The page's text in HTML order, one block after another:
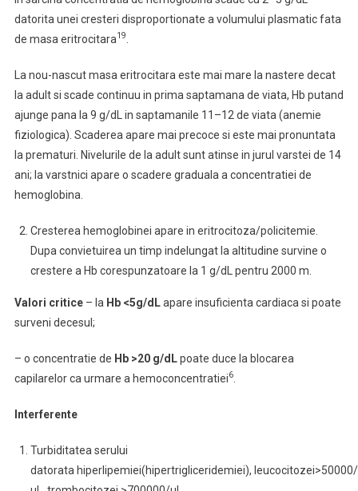
datorita unei cresteri disproportionate a volumului plasmatic fata
de masa eritrocitara19
La nou-nascut masa eritrocitara este mai mare la nastere decat
la adult si scade continuu in prima saptamana de viata, Hb putand
ajunge pana la 9 g/dL in saptamanile 11–12 de viata (anemie
fiziologica). Scaderea apare mai precoce si este mai pronuntata
la prematuri. Nivelurile de la adult sunt atinse in jurul varstei de 14
ani; la varstnici apare o scadere graduala a concentratiei de
hemoglobina.
Cresterea hemoglobinei apare in eritrocitoza/policitemie.
Dupa convietuirea un timp indelungat la altitudine survine o
crestere a Hb corespunzatoare la 1 g/dL pentru 2000 m.
Valori critice– la Hb <5g/dLapare insuficienta cardiaca si poate
surveni decesul;
– o concentratie de Hb >20 g/dLpoate duce la blocarea
capilarelor ca urmare a hemoconcentratiei6.
Interferente
Turbiditatea serului
datorata hiperlipemiei(hipertrigliceridemiei), leucocitozei>50000/